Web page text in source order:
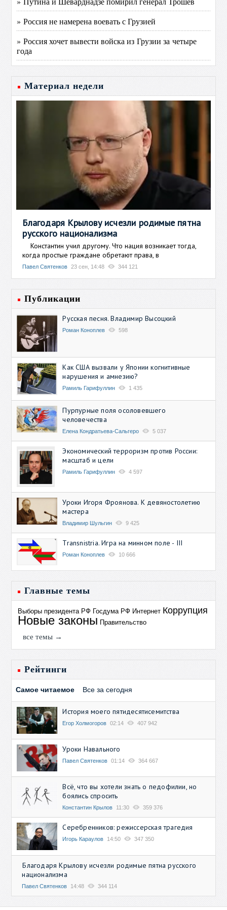
» Россия не намерена воевать с Грузией
» Россия хочет вывести войска из Грузии за четыре
года
Материал недели
Благодаря Крылову исчезли родимые пятна
русского национализма
Константин учил другому. Что нация возникает тогда,
когда простые граждане обретают права, в
Павел Святенков 23 сен, 14:48 344 121
Публикации
Русская песня. Владимир Высоцкий
Роман Коноплев 598
Как США вызвали у Японии когнитивные
нарушения и амнезию?
Рамиль Гарифуллин 1 435
Пурпурные поля осоловевшего
человечества
Елена Кондратьева-Сальгеро 5 037
Экономический терроризм против России:
масштаб и цели
Рамиль Гарифуллин 4 597
Уроки Игоря Фроянова. К девяностолетию
мастера
Владимир Шульгин 9 425
Transnistria. Игра на минном поле - III
Роман Коноплев 10 666
Главные темы
Выборы президента РФ Госдума РФ Интернет Коррупция
Новые законы Правительство
все темы →
Рейтинги
Самое читаемое Все за сегодня
История моего пятидесятисемитства
Егор Холмогоров 02:14 407 942
Уроки Навального
Павел Святенков 01:14 364 667
Всё, что вы хотели знать о педофилии, но
боялись спросить
Константин Крылов 11:30 359 376
Серебренников: режиссерская трагедия
Игорь Караулов 14:50 347 350
Благодаря Крылову исчезли родимые пятна русского
национализма
Павел Святенков 14:48 344 114